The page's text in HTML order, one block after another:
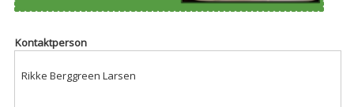
Kontaktperson
Rikke Berggreen Larsen